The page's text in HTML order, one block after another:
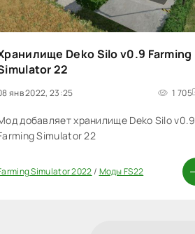
Deko Silo v0.9 Farming
22
янв 2022, 23:25 1 705
добавляет хранилище Deko Silo v0.9
Simulator 22
Simulator 2022/ Моды FS22
0